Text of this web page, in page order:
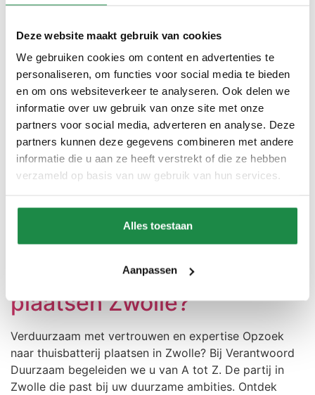
Deze website maakt gebruik van cookies
We gebruiken cookies om content en advertenties te
personaliseren, om functies voor social media te bieden
en om ons websiteverkeer te analyseren. Ook delen we
informatie over uw gebruik van onze site met onze
partners voor social media, adverteren en analyse. Deze
partners kunnen deze gegevens combineren met andere
informatie die u aan ze heeft verstrekt of die ze hebben
verzameld op basis van uw gebruik van hun services.
Alles toestaan
Aanpassen
Volledig trajectbeheer We begeleiden u van advies […]
Opzoek naar thuisbatterij
plaatsen Elburg?
Verduurzaam met vertrouwen en expertise Opzoek
naar thuisbatterij plaatsen in Elburg? Bij Verantwoord
Duurzaam begeleiden we u van A tot Z. De partij in
Elburg die past bij uw duurzame ambities. Ontdek
gebruiken alleen de beste materialen en zorgen voor
een duurzame toekomst. Volledig trajectbeheer We
begeleiden u van advies […]
Opzoek naar thuisbatterij
plaatsen Zwolle?
Verduurzaam met vertrouwen en expertise Opzoek
naar thuisbatterij plaatsen in Zwolle? Bij Verantwoord
Duurzaam begeleiden we u van A tot Z. De partij in
Zwolle die past bij uw duurzame ambities. Ontdek